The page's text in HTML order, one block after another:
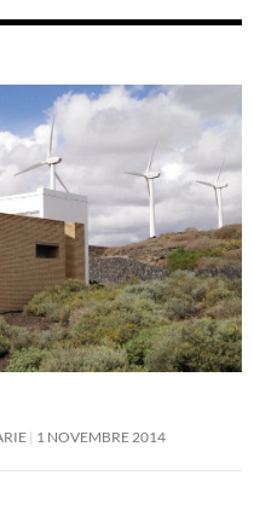
1 NOVEMBRE 2014